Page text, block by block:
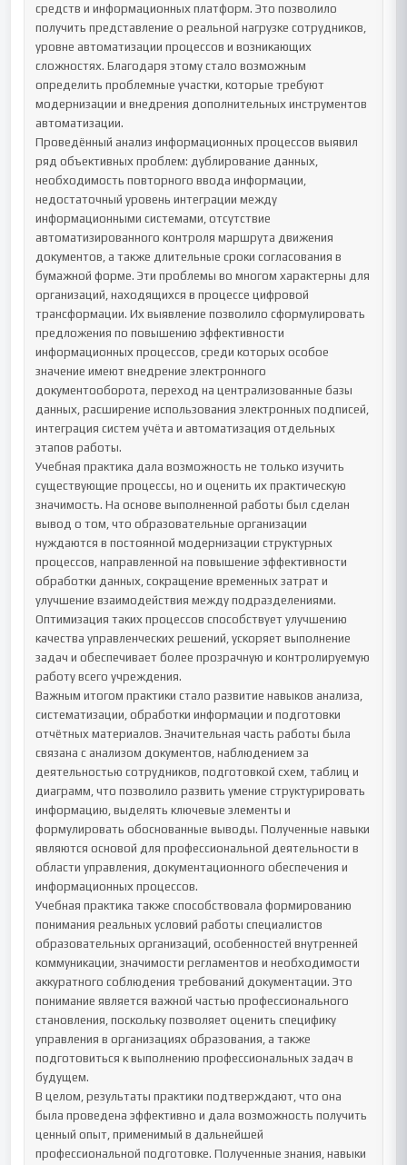
средств и информационных платформ. Это позволило
получить представление о реальной нагрузке сотрудников,
уровне автоматизации процессов и возникающих
сложностях. Благодаря этому стало возможным
определить проблемные участки, которые требуют
модернизации и внедрения дополнительных инструментов
автоматизации.
Проведённый анализ информационных процессов выявил
ряд объективных проблем: дублирование данных,
необходимость повторного ввода информации,
недостаточный уровень интеграции между
информационными системами, отсутствие
автоматизированного контроля маршрута движения
документов, а также длительные сроки согласования в
бумажной форме. Эти проблемы во многом характерны для
организаций, находящихся в процессе цифровой
трансформации. Их выявление позволило сформулировать
предложения по повышению эффективности
информационных процессов, среди которых особое
значение имеют внедрение электронного
документооборота, переход на централизованные базы
данных, расширение использования электронных подписей,
интеграция систем учёта и автоматизация отдельных
этапов работы.
Учебная практика дала возможность не только изучить
существующие процессы, но и оценить их практическую
значимость. На основе выполненной работы был сделан
вывод о том, что образовательные организации
нуждаются в постоянной модернизации структурных
процессов, направленной на повышение эффективности
обработки данных, сокращение временных затрат и
улучшение взаимодействия между подразделениями.
Оптимизация таких процессов способствует улучшению
качества управленческих решений, ускоряет выполнение
задач и обеспечивает более прозрачную и контролируемую
работу всего учреждения.
Важным итогом практики стало развитие навыков анализа,
систематизации, обработки информации и подготовки
отчётных материалов. Значительная часть работы была
связана с анализом документов, наблюдением за
деятельностью сотрудников, подготовкой схем, таблиц и
диаграмм, что позволило развить умение структурировать
информацию, выделять ключевые элементы и
формулировать обоснованные выводы. Полученные навыки
являются основой для профессиональной деятельности в
области управления, документационного обеспечения и
информационных процессов.
Учебная практика также способствовала формированию
понимания реальных условий работы специалистов
образовательных организаций, особенностей внутренней
коммуникации, значимости регламентов и необходимости
аккуратного соблюдения требований документации. Это
понимание является важной частью профессионального
становления, поскольку позволяет оценить специфику
управления в организациях образования, а также
подготовиться к выполнению профессиональных задач в
будущем.
В целом, результаты практики подтверждают, что она
была проведена эффективно и дала возможность получить
ценный опыт, применимый в дальнейшей
профессиональной подготовке. Полученные знания, навыки